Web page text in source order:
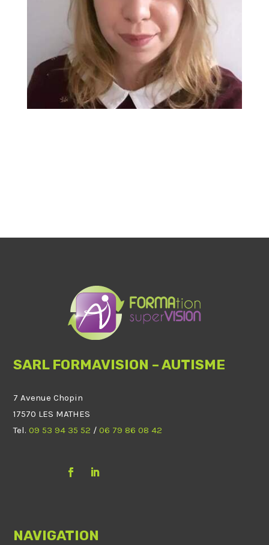
SARL FORMAVISION – AUTISME
7 Avenue Chopin
17570 LES MATHES
Tel.09 53 94 35 52 /06 79 86 08 42
NAVIGATION